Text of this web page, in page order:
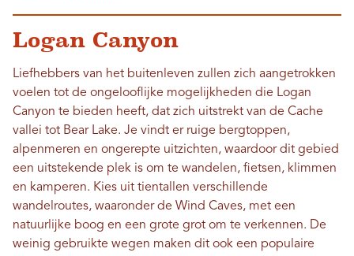
Logan Canyon
Liefhebbers van het buitenleven zullen zich aangetrokken
voelen tot de ongelooflijke mogelijkheden die Logan
Canyon te bieden heeft, dat zich uitstrekt van de Cache
vallei tot Bear Lake. Je vindt er ruige bergtoppen,
alpenmeren en ongerepte uitzichten, waardoor dit gebied
een uitstekende plek is om te wandelen, fietsen, klimmen
en kamperen. Kies uit tientallen verschillende
wandelroutes, waaronder de Wind Caves, met een
natuurlijke boog en een grote grot om te verkennen. De
weinig gebruikte wegen maken dit ook een populaire